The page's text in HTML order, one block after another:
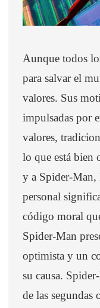
Aunque todos
para salvar el
valores. Sus
impulsadas por
valores,
lo que está bien
y a Spider-Man,
personal
código moral
Spider-Man
optimista y un
su causa.
de las segundas